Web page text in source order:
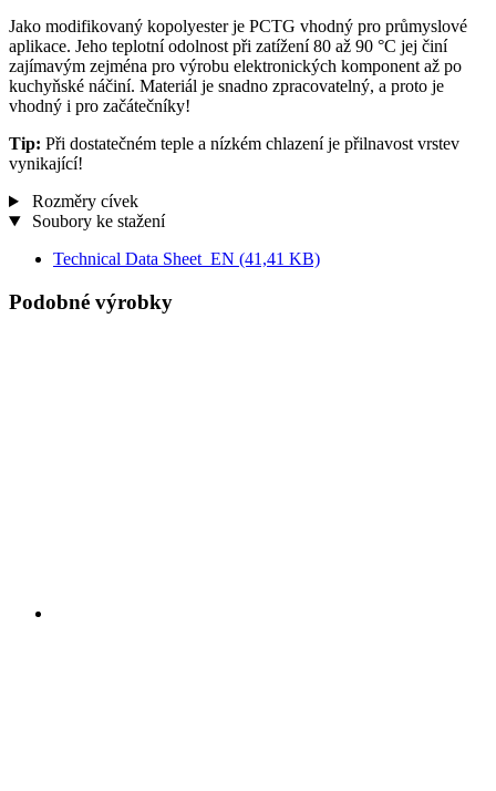
Jako modifikovaný kopolyester je PCTG vhodný pro průmyslové
aplikace. Jeho teplotní odolnost při zatížení 80 až 90 °C jej činí
zajímavým zejména pro výrobu elektronických komponent až po
kuchyňské náčiní. Materiál je snadno zpracovatelný, a proto je
vhodný i pro začátečníky!
Tip: Při dostatečném teple a nízkém chlazení je přilnavost vrstev
vynikající!
Rozměry cívek
Soubory ke stažení
Technical Data Sheet_EN (41,41 KB)
Podobné výrobky